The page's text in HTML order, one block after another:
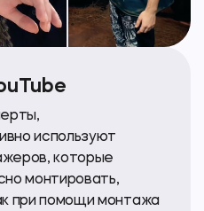
используют
которые
монтировать,
при помощи монтажа